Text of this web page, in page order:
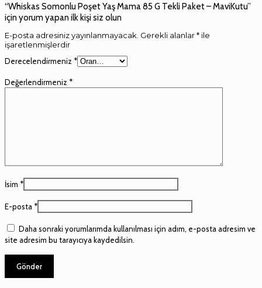
“Whiskas Somonlu Poşet Yaş Mama 85 G Tekli Paket – MaviKutu”
için yorum yapan ilk kişi siz olun
E-posta adresiniz yayınlanmayacak. Gerekli alanlar* ile
işaretlenmişlerdir
Derecelendirmeniz *
Değerlendirmeniz *
İsim *
E-posta *
Daha sonraki yorumlarımda kullanılması için adım, e-posta adresim ve
site adresim bu tarayıcıya kaydedilsin.